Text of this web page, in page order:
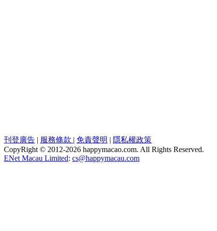
刊登廣告 | 服務條款 | 免責聲明 | 隱私權政策
CopyRight © 2012-2026 happymacao.com. All Rights Reserved.
ENet Macau Limited: cs@happymacau.com